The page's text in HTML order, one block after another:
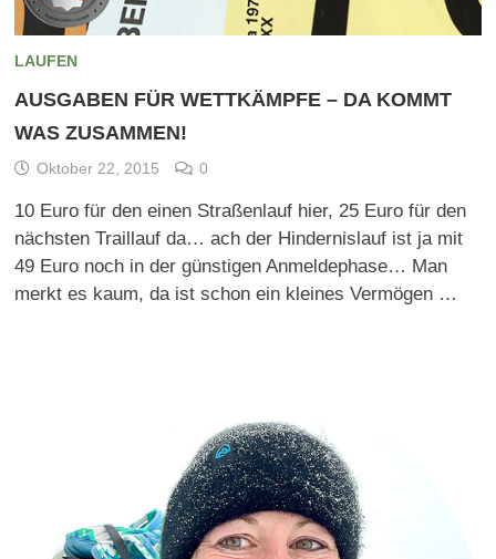
LAUFEN
AUSGABEN FÜR WETTKÄMPFE – DA KOMMT
WAS ZUSAMMEN!
Oktober 22, 2015 0
10 Euro für den einen Straßenlauf hier, 25 Euro für den
nächsten Traillauf da… ach der Hindernislauf ist ja mit
49 Euro noch in der günstigen Anmeldephase… Man
merkt es kaum, da ist schon ein kleines Vermögen …